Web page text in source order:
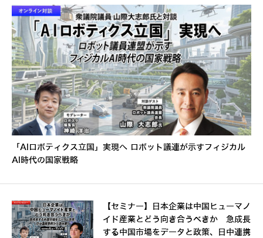
「AIロボティクス立国」実現へ ロボット議連が示すフィジカル
AI時代の国家戦略
【セミナー】日本企業は中国ヒューマノ
イド産業とどう向き合うべきか 急成長
する中国市場をデータと政策、日中連携